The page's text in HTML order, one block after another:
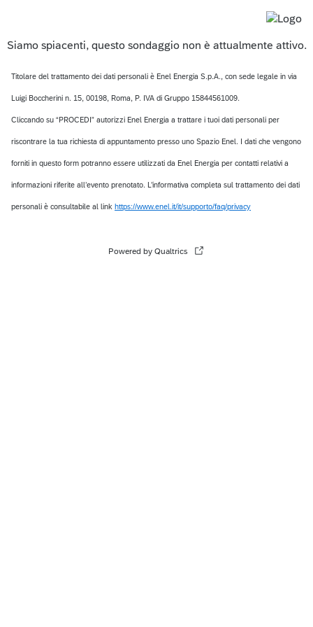
Siamo spiacenti, questo sondaggio non è attualmente attivo.
Titolare del trattamento dei dati personali è Enel Energia S.p.A., con sede legale in via
Luigi Boccherini n. 15, 00198, Roma, P. IVA di Gruppo 15844561009.
Cliccando su “PROCEDI” autorizzi Enel Energia a trattare i tuoi dati personali per
riscontrare la tua richiesta di appuntamento presso uno Spazio Enel. I dati che vengono
forniti in questo form potranno essere utilizzati da Enel Energia per contatti relativi a
informazioni riferite all’evento prenotato. L’informativa completa sul trattamento dei dati
personali è consultabile al link https://www.enel.it/it/supporto/faq/privacy
Powered by Qualtrics